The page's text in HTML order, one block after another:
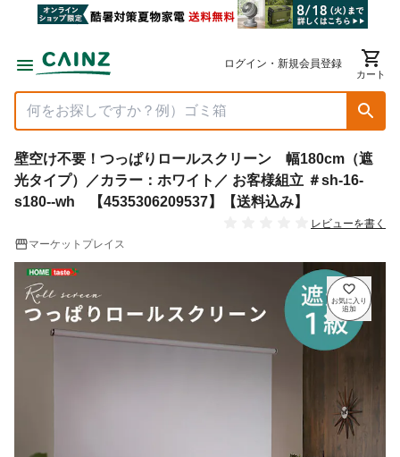
ログイン・新規会員登録
カート
壁空け不要！つっぱりロールスクリーン 幅180cm（遮
光タイプ）／カラー：ホワイト／ お客様組立 ＃sh-16-
s180--wh 【4535306209537】【送料込み】
レビューを書く
マーケットプレイス